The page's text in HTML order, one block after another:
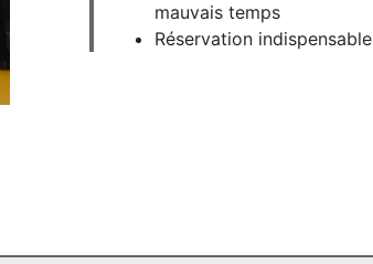
mauvais temps
Réservation indispensable